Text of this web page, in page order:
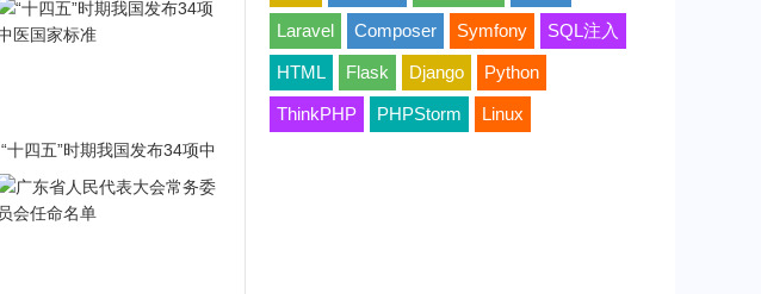
“十四五”时期我国发布34项中
Laravel Composer Symfony SQL注入
HTML Flask Django Python
ThinkPHP PHPStorm Linux